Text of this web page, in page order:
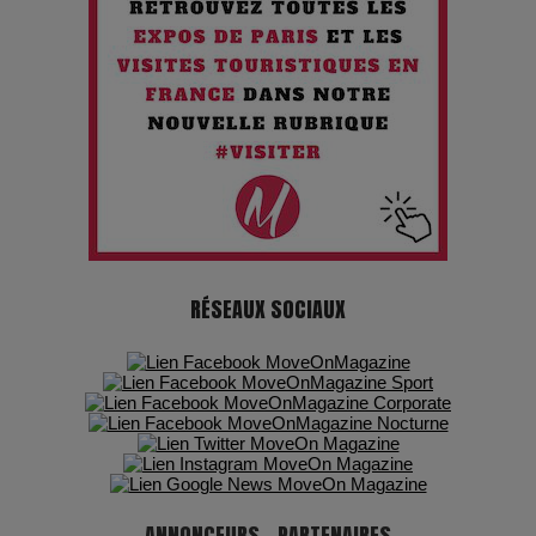
futur troublant
Maïra Kerey, la “voix d’or du Kazakhstan”, célèbre ses 30
ans de carrière à la Salle Gaveau
Les dessous de la fast fashion : un désastre écologique en
7 Techniques Secrètes des Photographes de Stars
Adieu Jean-Pat : rire au bord du précipice
Pharaonic Festival 2025 : 10 ans d’électro sous les
montagnes, une fête à ne pas manquer
RÉSEAUX SOCIAUX